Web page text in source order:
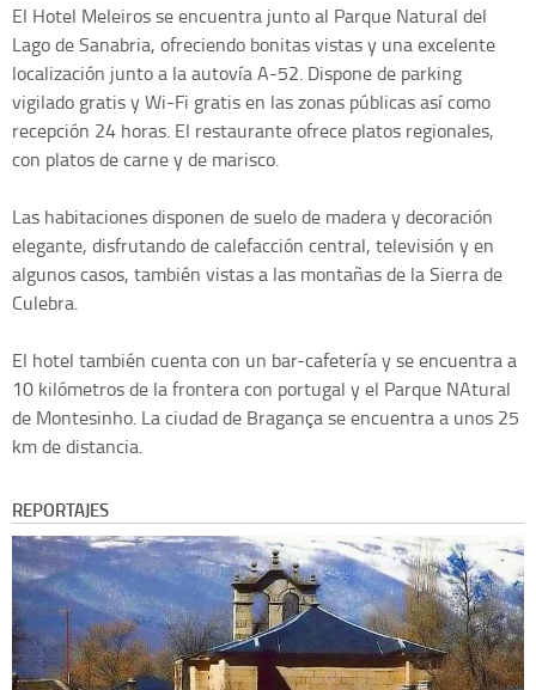
El Hotel Meleiros se encuentra junto al Parque Natural del
Lago de Sanabria, ofreciendo bonitas vistas y una excelente
localización junto a la autovía A-52. Dispone de parking
vigilado gratis y Wi-Fi gratis en las zonas públicas así como
recepción 24 horas. El restaurante ofrece platos regionales,
con platos de carne y de marisco.
Las habitaciones disponen de suelo de madera y decoración
elegante, disfrutando de calefacción central, televisión y en
algunos casos, también vistas a las montañas de la Sierra de
Culebra.
El hotel también cuenta con un bar-cafetería y se encuentra a
10 kilómetros de la frontera con portugal y el Parque NAtural
de Montesinho. La ciudad de Bragança se encuentra a unos 25
km de distancia.
REPORTAJES